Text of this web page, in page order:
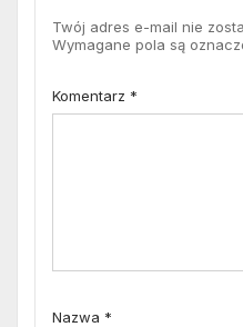
Twój adres e-mail nie
Wymagane pola są
Komentarz *
Nazwa *